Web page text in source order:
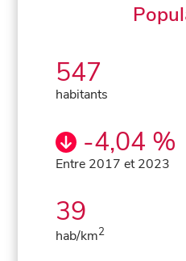
547
habitants
-4,04 %
Entre 2017 et 2023
39
hab/km2